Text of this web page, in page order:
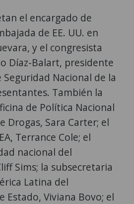
el encargado de
de EE. UU. en
y el congresista
Díaz-Balart, presidente
Nacional de la
También la
de Política Nacional
Drogas, Sara Carter; el
Terrance Cole; el
nacional del
Sims; la subsecretaria
Latina del
Estado, Viviana Bovo; el